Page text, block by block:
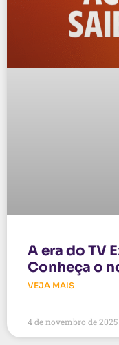
A era do TV
Conheça o
VEJA MAIS
4 de novembro de 2025